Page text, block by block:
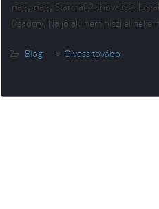
nagy-nagy Starcraft2 show lesz.
(/sadcry) Na jó aki nem hiszi el
Blog Olvass tovább